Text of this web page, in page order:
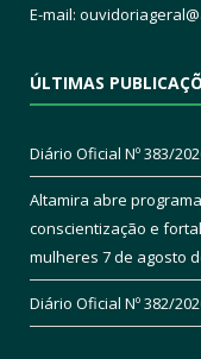
E-mail:
ÚLTIMAS
Diário Oficial Nº 383/
Altamira abre
conscientização e
mulheres 7 de agosto
Diário Oficial Nº 382/